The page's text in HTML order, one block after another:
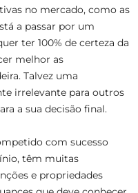
no mercado, como as
a passar por um
ter 100% de certeza da
melhor as
Talvez uma
irrelevante para outros
a sua decisão final.
com sucesso
têm muitas
e propriedades